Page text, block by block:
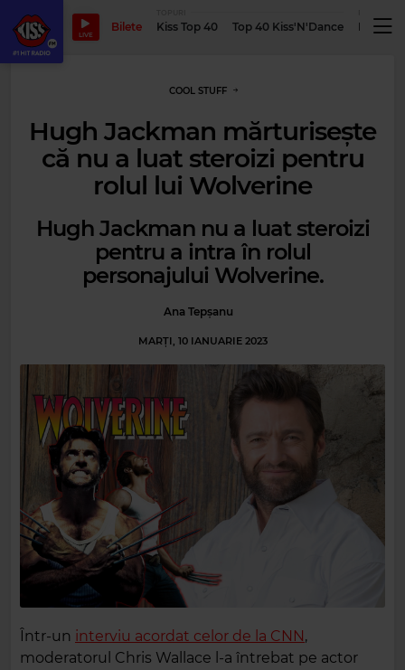
LIVE
Bilete Kiss Top 40 Top 40 Kiss'N'Dance
COOL STUFF
Hugh Jackman mărturisește
că nu a luat steroizi pentru
rolul lui Wolverine
Hugh Jackman nu a luat steroizi
pentru a intra în rolul
personajului Wolverine.
Ana Tepșanu
MARȚI, 10 IANUARIE 2023
Într-un interviu acordat celor de la CNN ,
moderatorul Chris Wallace l-a întrebat pe actor